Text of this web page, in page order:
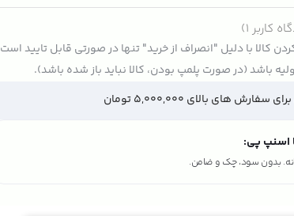
کاربر 1
)
کالا با دلیل "انصراف از خرید" تنها در صورتی قابل تایید است
باشد (در صورت پلمپ بودن، کالا نباید باز شده باشد).
های بالای 5,000,000 تومان
اسنپ پی: